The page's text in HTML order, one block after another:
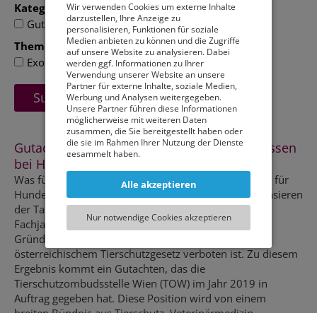
Wir verwenden Cookies um externe Inhalte
darzustellen, Ihre Anzeige zu
personalisieren, Funktionen für soziale
Medien anbieten zu können und die Zugriffe
auf unsere Website zu analysieren. Dabei
werden ggf. Informationen zu Ihrer
Verwendung unserer Website an unsere
Partner für externe Inhalte, soziale Medien,
Werbung und Analysen weitergegeben.
Unsere Partner führen diese Informationen
möglicherweise mit weiteren Daten
zusammen, die Sie bereitgestellt haben oder
die sie im Rahmen Ihrer Nutzung der Dienste
gesammelt haben.
Sie können entweder allen externen Services
und damit Verbundenen Cookies zustimmen,
oder lediglich jenen die für die korrekte
notwendig sind. Beachten Sie, dass bei der
Wahl der zweiten Möglichkeit ggf. nicht alle
Alle akzeptieren
Nur notwendige Cookies akzeptieren
Kategorie(n)
Gutachten
Merkblatt
Studie
Themen
Exoten
Heimtiere Hund
Gutachten über das Abschneiden von Vibrissen
bei Hunden
Was für Menschen eine Frage des Geschmacks ist, ist für
Hunde ein No-Go: Das Abschneiden, Scheren oder Rasieren
der Tasthaare (auch Barthaare, Sinneshaare – im
Fachjargon Vibrissen – genannt) aus kosmetischen
Gründen ist ein unzulässiger Eingriff, der laut
österreichischem Tierschutzgesetz verboten ist. Zu diesem
Ergebnis kommt ein Gutachten, das die
Tierschutzombudsstelle Wien (TOW) im Jahr 2019 in
Auftrag gegeben hat. Diese Position wird von einem